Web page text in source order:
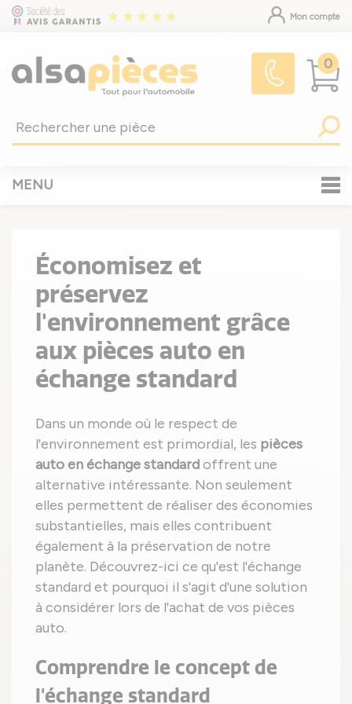
Mon compte
0
MENU
Économisez et
préservez
l'environnement grâce
aux pièces auto en
échange standard
Dans un monde où le respect de
l'environnement est primordial, les pièces
auto en échange standardoffrent une
alternative intéressante. Non seulement
elles permettent de réaliser des économies
substantielles, mais elles contribuent
également à la préservation de notre
planète. Découvrez-ici ce qu'est l'échange
standard et pourquoi il s'agit d'une solution
à considérer lors de l'achat de vos pièces
auto.
Comprendre le concept de
l'échange standard